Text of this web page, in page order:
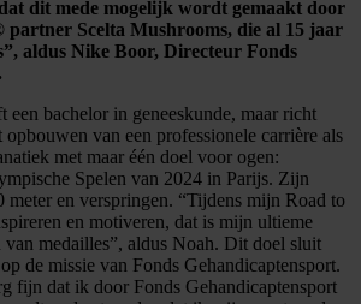
dit mede mogelijk wordt gemaakt door
partner Scelta Mushrooms, die al 15 jaar
aldus Nike Boor, Directeur Fonds
een bachelor in geneeskunde, maar richt
van een professionele carrière als
met maar één doel voor ogen:
Spelen van 2024 in Parijs. Zijn
meter en verspringen. “Tijdens mijn Road to
en motiveren, dat is mijn ultieme
van medailles”, aldus Noah. Dit doel sluit
de missie van Fonds Gehandicaptensport.
fijn dat ik door Fonds Gehandicaptensport